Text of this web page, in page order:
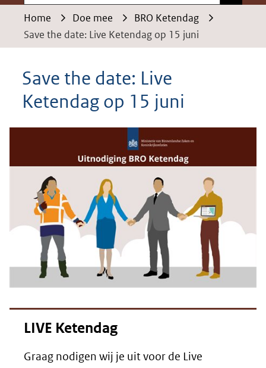
Home Doe mee
BRO Ketendag
Save the date: Live Ketendag op 15 juni
Save the date: Live
Ketendag op 15 juni
LIVE Ketendag
Graag nodigen wij je uit voor de Live